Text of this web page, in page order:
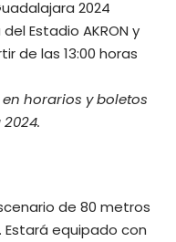
2024
Estadio AKRON y
de las 13:00 horas
horarios y boletos
de 80 metros
equipado con